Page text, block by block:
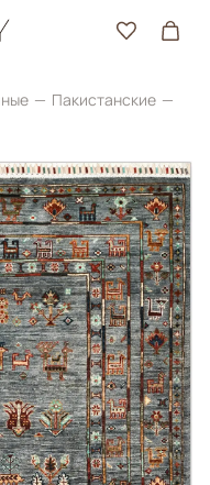
Пакистанские